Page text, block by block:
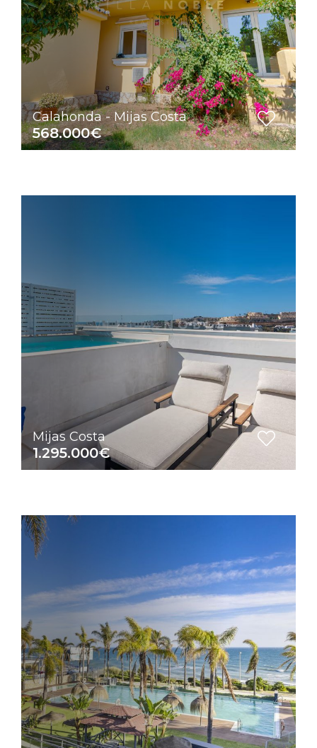
Calahonda - Mijas Costa
568.000€
Mijas Costa
1.295.000€